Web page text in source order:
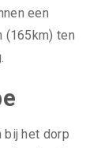
een
(165km) ten
bij het dorp